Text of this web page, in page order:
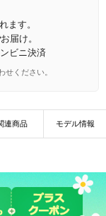
ます。
お届け。
ビニ決済
せください。
連商品 モデル情報